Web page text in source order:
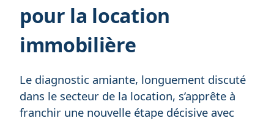
pour la location
immobilière
Le diagnostic amiante, longuement discuté
dans le secteur de la location, s’apprête à
franchir une nouvelle étape décisive avec